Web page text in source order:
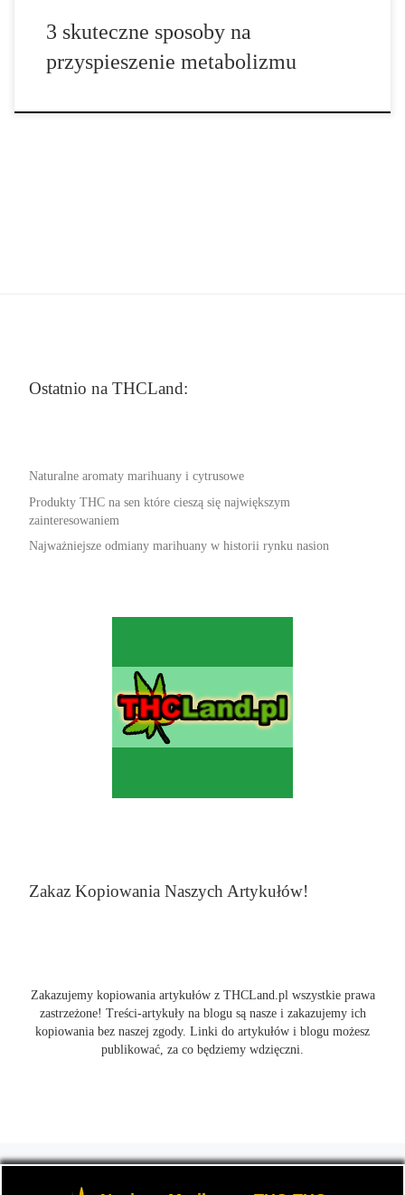
3 skuteczne sposoby na
przyspieszenie metabolizmu
Ostatnio na THCLand:
Naturalne aromaty marihuany i cytrusowe
Produkty THC na sen które cieszą się największym
zainteresowaniem
Najważniejsze odmiany marihuany w historii rynku nasion
Zakaz Kopiowania Naszych Artykułów!
Zakazujemy kopiowania artykułów z THCLand.pl wszystkie prawa
zastrzeżone! Treści-artykuły na blogu są nasze i zakazujemy ich
kopiowania bez naszej zgody. Linki do artykułów i blogu możesz
publikować, za co będziemy wdzięczni.
informacje na temat marihuany, konopi i cannabis oraz THC a